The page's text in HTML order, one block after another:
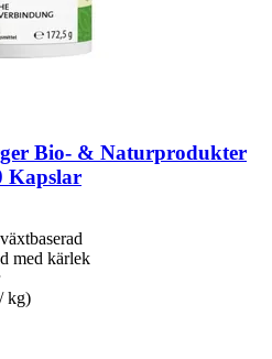
Bio- & Naturprodukter
Kapslar
med kärlek
kg)